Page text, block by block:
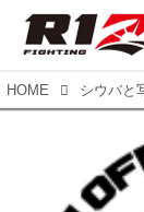
HOME